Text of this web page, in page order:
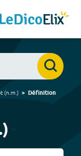
(n.m. ) Définition